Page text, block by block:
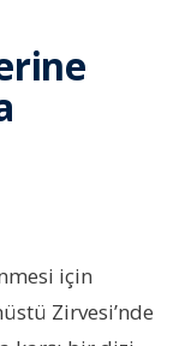
için
Zirvesi’nde